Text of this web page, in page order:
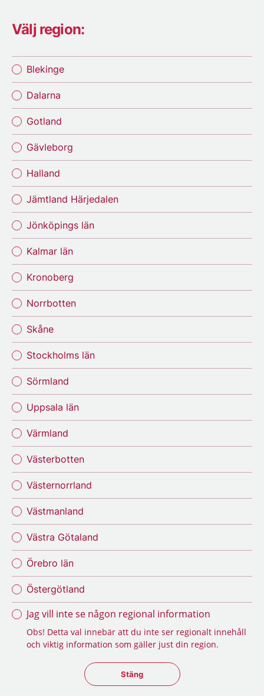
Välj region:
Blekinge
Dalarna
Gotland
Gävleborg
Halland
Jämtland Härjedalen
Jönköpings län
Kalmar län
Kronoberg
Norrbotten
Skåne
Stockholms län
Sörmland
Uppsala län
Värmland
Västerbotten
Västernorrland
Västmanland
Västra Götaland
Örebro län
Östergötland
Jag vill inte se någon regional information
Obs! Detta val innebär att du inte ser regionalt innehåll
och viktig information som gäller just din region.
Stäng regionsväljaren
Stäng